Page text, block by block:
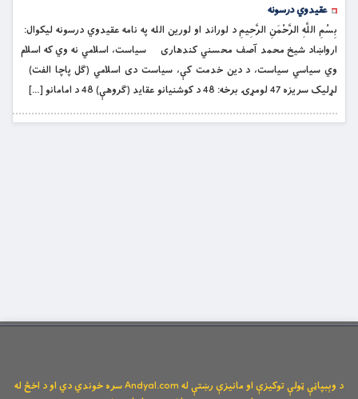
عقیدوي درسونه
بِسْمِ اللَّهِ الرَّحْمَنِ الرَّحِيمِ د لوراند او لورین الله په نامه عقیدوي درسونه لیکوال:
ارواښاد شیخ محمد آصف محسني کندهاری سیاست، اسلامي نه وي که اسلام
وي سیاسي سیاست، د دین خدمت کې، سیاست دی اسلامي (ګل پاچا الفت)
لړلیک سریزه 47 لومړۍ برخه: 48 د کوشنیانو عقاید (ګروهې) 48 د امامانو […]
د وېبپاڼې ټولې توکیزې او مانیزې رښتې له Andyal.com سره خوندي دي او د اخځ له